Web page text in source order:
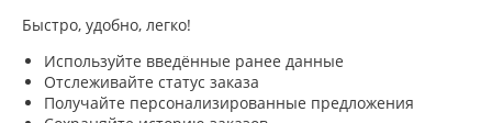
Быстро, удобно, легко!
Используйте введённые ранее данные
Отслеживайте статус заказа
Получайте персонализированные предложения